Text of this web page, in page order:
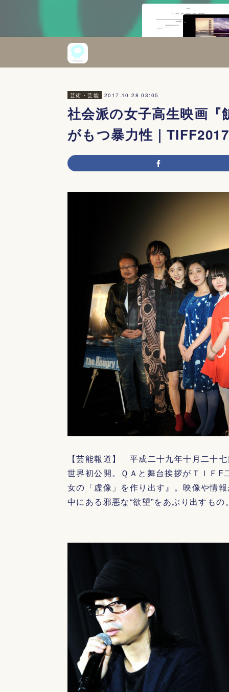
芸術・芸能 2017.10.28 03:05
社会派の女子高生映画
がもつ暴力性｜TIFF2017
【芸能報道】 平成二十九年十月二十
世界初公開。ＱＡと舞台挨拶がＴＩＦ
女の「虚像」を作り出す』。映像や情
中にある邪悪な“欲望”をあぶり出すも